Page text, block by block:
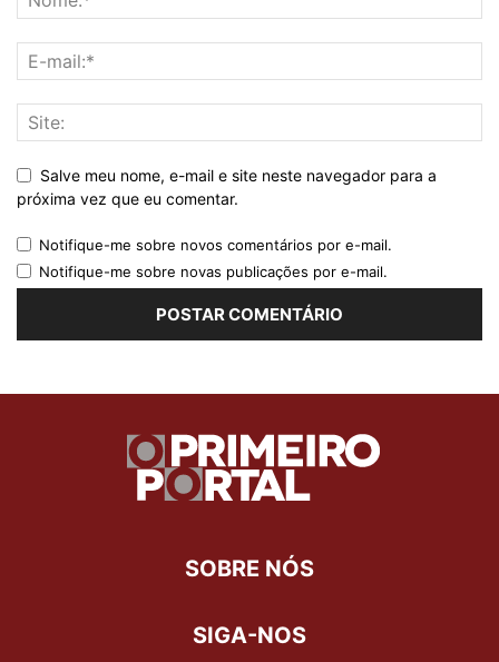
Salve meu nome, e-mail e site neste navegador para a
próxima vez que eu comentar.
Notifique-me sobre novos comentários por e-mail.
Notifique-me sobre novas publicações por e-mail.
SOBRE NÓS
SIGA-NOS